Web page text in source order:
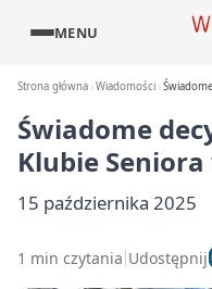
MENU
Strona główna Wiadomości
Świadome
Klubie
15 października 2025
1 min czytania Udostępnij